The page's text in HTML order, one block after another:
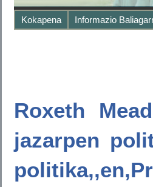
Kokapena Informazio
Roxeth
jazarpen